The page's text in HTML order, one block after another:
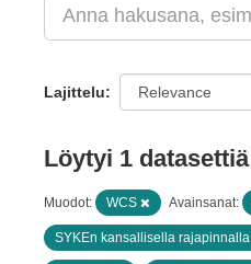
Lajittelu
Löytyi 1 datasettiä
Muodot: WCS Avainsanat:
SYKEn kansallisella rajapinnalla